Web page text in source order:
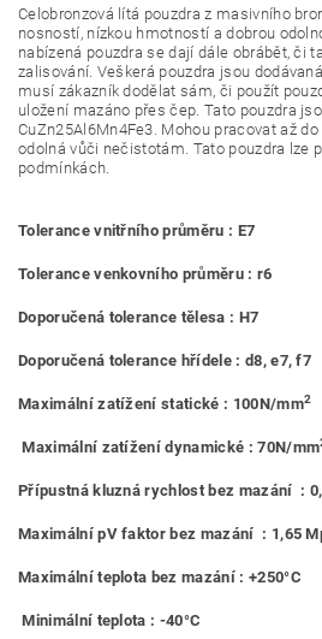
Celobronzová lítá pouzdra z masivního
nosností, nízkou hmotností a dobrou
nabízená pouzdra se dají dále obrábět, či
zalisování. Veškerá pouzdra jsou
musí zákazník dodělat sám, či použít
uložení mazáno přes čep. Tato pouzdra
CuZn25Al6Mn4Fe3. Mohou pracovat až
odolná vůči nečistotám. Tato pouzdra lze
podmínkách.
Tolerance vnitřního průměru : E7
Tolerance venkovního průměru : r6
Doporučená tolerance tělesa : H7
Doporučená tolerance hřídele : d8, e7, f7
Maximální zatížení statické : 100N/mm2
Maximální zatížení dynamické : 70N/mm
Přípustná kluzná rychlost bez mazání :
Maximální pV faktor bez mazání : 1,65
Maximální teplota bez mazání : +250°C
Minimální teplota : -40°C